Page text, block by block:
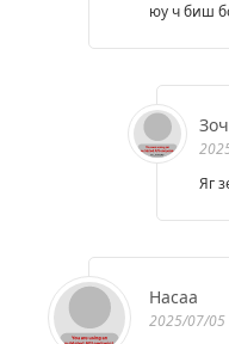
юу ч биш
Яг
Насаа
2025/07/05